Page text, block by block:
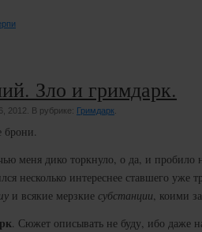
Зло и гримдарк.
2012. В рубрике: Гримдарк
брони.
меня дико торкнуло, о да, и пробило
несколько интереснее ставшего уже
и всякие мерзкие субстанции, коими
. Сюжет описывать не буду, ибо даже